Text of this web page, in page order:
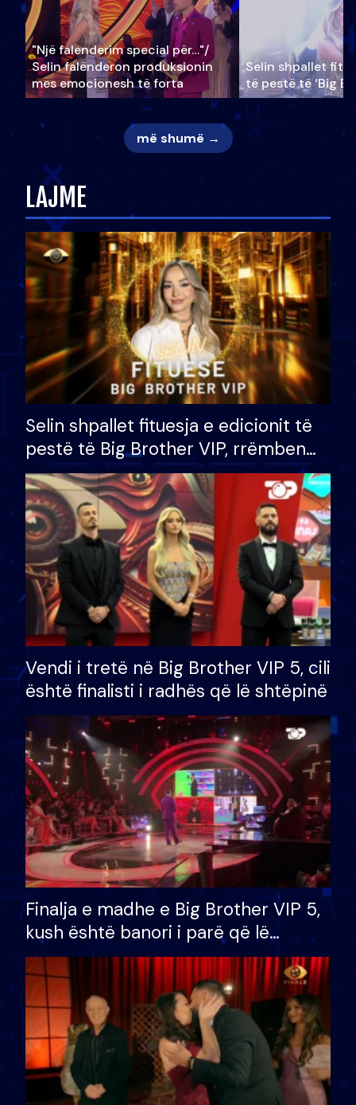
"Një falenderim special për…"/
Selin falënderon produksionin
mes emocionesh të forta
Selin shpallet
të pestë të ‘Big
më shumë →
LAJME
Selin shpallet fituesja e edicionit të
pestë të Big Brother VIP, rrëmben
çmimin e madh prej 100 mijë eurosh
Vendi i tretë në Big Brother VIP 5, cili
është finalisti i radhës që lë shtëpinë
Finalja e madhe e Big Brother VIP 5,
kush është banori i parë që lë
shtëpinë dhe humb mundësinë për
të fituar çmimin e madh